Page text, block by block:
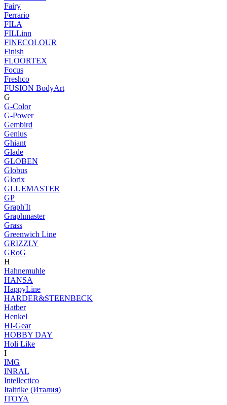
Fairy
Ferrario
FILA
FILLinn
FINECOLOUR
Finish
FLOORTEX
Focus
Freshco
FUSION BodyArt
G
G-Color
G-Power
Gembird
Genius
Ghiant
Glade
GLOBEN
Globus
Glorix
GLUEMASTER
GP
Graph'It
Graphmaster
Grass
Greenwich Line
GRIZZLY
GRoG
H
Hahnemuhle
HANSA
HappyLine
HARDER&STEENBECK
Hatber
Henkel
HI-Gear
HOBBY DAY
Holi Like
I
IMG
INRAL
Intellectico
Italtrike (Италия)
ITOYA